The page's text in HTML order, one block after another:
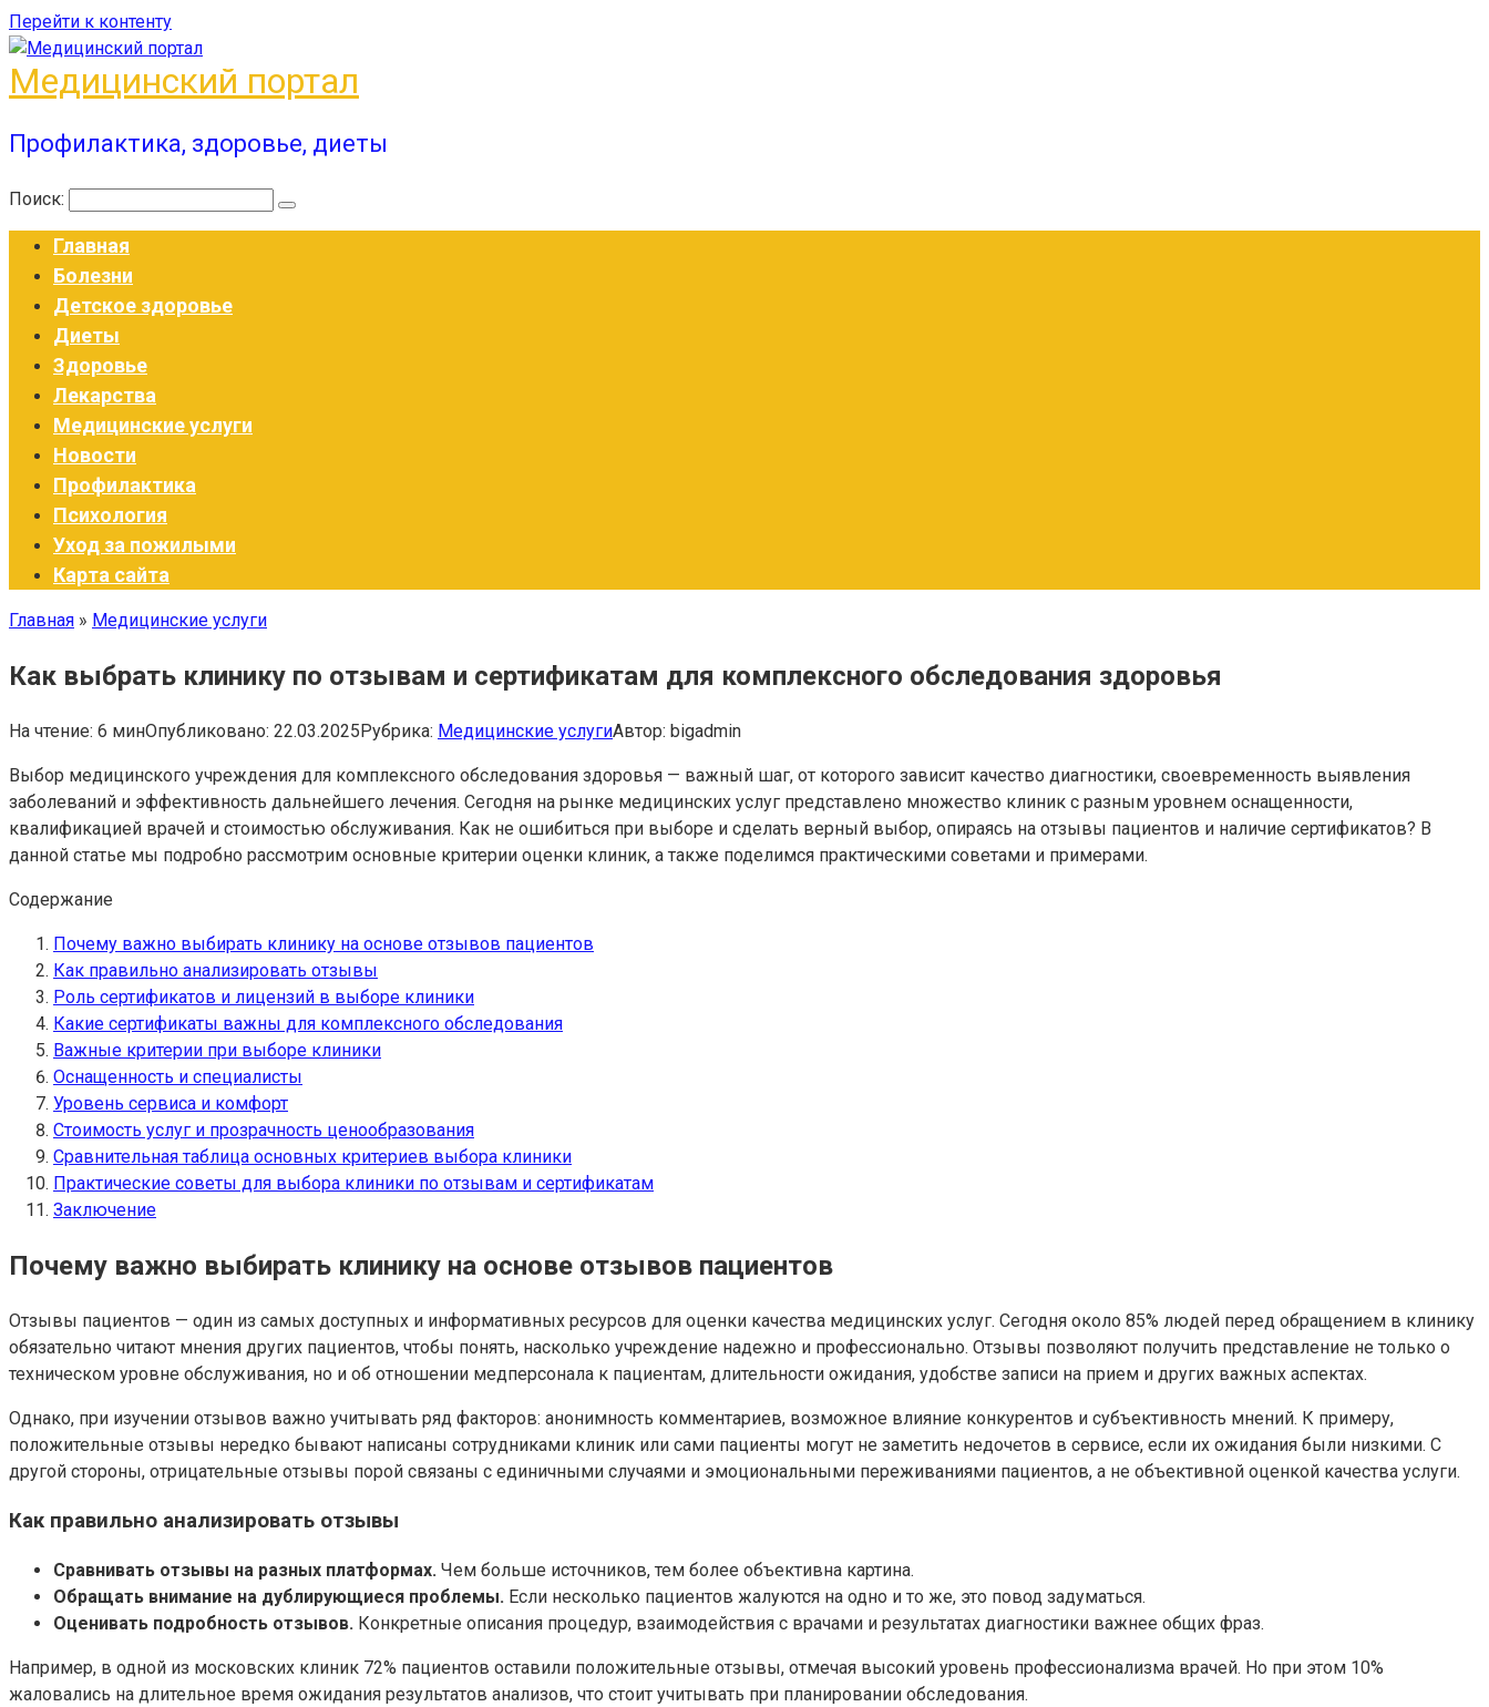
Перейти к контенту
Медицинский портал
Профилактика, здоровье, диеты
Поиск:
Главная
Болезни
Детское здоровье
Диеты
Здоровье
Лекарства
Медицинские услуги
Новости
Профилактика
Психология
Уход за пожилыми
Карта сайта
Главная » Медицинские услуги
Как выбрать клинику по отзывам и сертификатам для комплексного обследования здоровья
На чтение: 6 минОпубликовано: 22.03.2025Рубрика: Медицинские услугиАвтор: bigadmin
Выбор медицинского учреждения для комплексного обследования здоровья — важный шаг, от которого зависит качество диагностики, своевременность выявления
заболеваний и эффективность дальнейшего лечения. Сегодня на рынке медицинских услуг представлено множество клиник с разным уровнем оснащенности,
квалификацией врачей и стоимостью обслуживания. Как не ошибиться при выборе и сделать верный выбор, опираясь на отзывы пациентов и наличие сертификатов? В
данной статье мы подробно рассмотрим основные критерии оценки клиник, а также поделимся практическими советами и примерами.
Содержание
Почему важно выбирать клинику на основе отзывов пациентов
Как правильно анализировать отзывы
Роль сертификатов и лицензий в выборе клиники
Какие сертификаты важны для комплексного обследования
Важные критерии при выборе клиники
Оснащенность и специалисты
Уровень сервиса и комфорт
Стоимость услуг и прозрачность ценообразования
Сравнительная таблица основных критериев выбора клиники
Практические советы для выбора клиники по отзывам и сертификатам
Заключение
Почему важно выбирать клинику на основе отзывов пациентов
Отзывы пациентов — один из самых доступных и информативных ресурсов для оценки качества медицинских услуг. Сегодня около 85% людей перед обращением в клинику
обязательно читают мнения других пациентов, чтобы понять, насколько учреждение надежно и профессионально. Отзывы позволяют получить представление не только о
техническом уровне обслуживания, но и об отношении медперсонала к пациентам, длительности ожидания, удобстве записи на прием и других важных аспектах.
Однако, при изучении отзывов важно учитывать ряд факторов: анонимность комментариев, возможное влияние конкурентов и субъективность мнений. К примеру,
положительные отзывы нередко бывают написаны сотрудниками клиник или сами пациенты могут не заметить недочетов в сервисе, если их ожидания были низкими. С
другой стороны, отрицательные отзывы порой связаны с единичными случаями и эмоциональными переживаниями пациентов, а не объективной оценкой качества услуги.
Как правильно анализировать отзывы
Сравнивать отзывы на разных платформах. Чем больше источников, тем более объективна картина.
Обращать внимание на дублирующиеся проблемы. Если несколько пациентов жалуются на одно и то же, это повод задуматься.
Оценивать подробность отзывов. Конкретные описания процедур, взаимодействия с врачами и результатах диагностики важнее общих фраз.
Например, в одной из московских клиник 72% пациентов оставили положительные отзывы, отмечая высокий уровень профессионализма врачей. Но при этом 10%
жаловались на длительное время ожидания результатов анализов, что стоит учитывать при планировании обследования.